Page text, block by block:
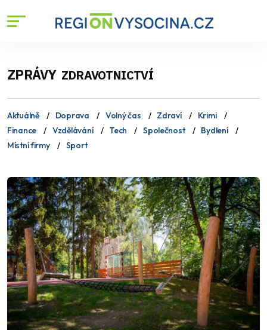
ZPRÁVY ZDRAVOTNICTVÍ
Aktuálně Doprava Volný čas Zdraví
Krimi
Finance
Vzdělávání Tech Společnost
Bydlení
Místní firmy
Sport